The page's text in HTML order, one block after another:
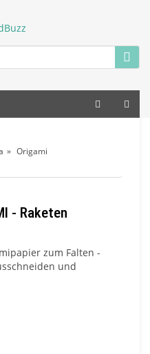
Origami
- Raketen
zum Falten -
und